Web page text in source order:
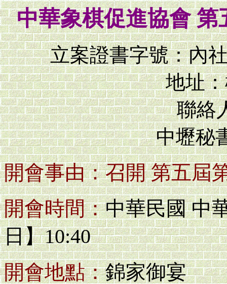
中華象棋促進協會
立案證書字號：內
地址
聯絡
中壢秘
開會事由：召開 第五屆
開會時間：中華民國 中
日】10:40
開會地點：錦家御宴